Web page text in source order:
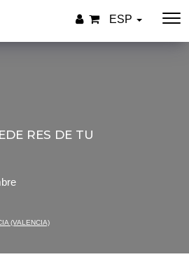
ESP
RES DE TU
(VALENCIA)